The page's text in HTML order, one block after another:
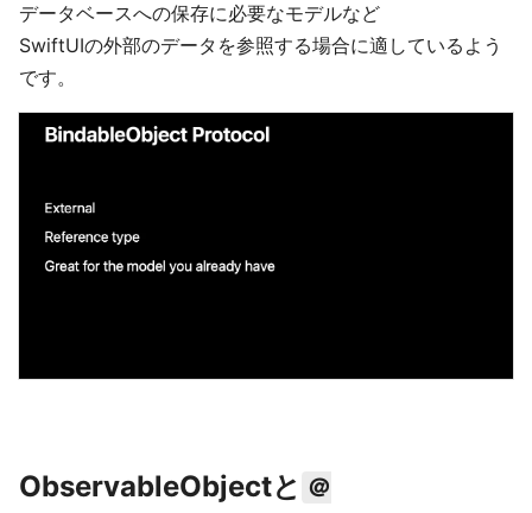
データベースへの保存に必要なモデルなど
SwiftUIの外部のデータを参照する場合に適しているよう
です。
ObservableObjectと ＠